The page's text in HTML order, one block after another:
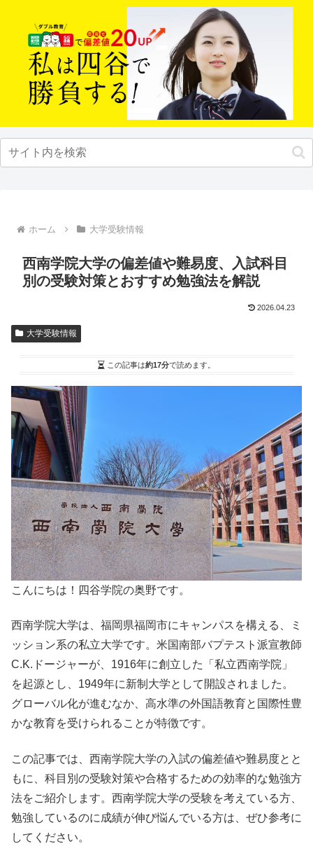
ホーム 大学受験情報
西南学院大学の偏差値や難易度、入試科目
別の受験対策とおすすめ勉強法を解説
2026.04.23
大学受験情報
この記事は約17分で読めます。
こんにちは！四谷学院の奥野です。
西南学院大学は、福岡県福岡市にキャンパスを構える、ミ
ッション系の私立大学です。米国南部バプテスト派宣教師
C.K.ドージャーが、1916年に創立した「私立西南学院」
を起源とし、1949年に新制大学として開設されました。
グローバル化が進むなか、高水準の外国語教育と国際性豊
かな教育を受けられることが特徴です。
この記事では、西南学院大学の入試の偏差値や難易度とと
もに、科目別の受験対策や合格するための効率的な勉強方
法をご紹介します。西南学院大学の受験を考えている方、
勉強しているのに成績が伸び悩んでいる方は、ぜひ参考に
してください。